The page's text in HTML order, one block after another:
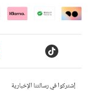
إشتركوا في رسالتنا الإخبارية